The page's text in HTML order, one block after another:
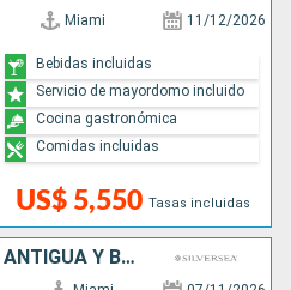
Miami 11/12/2026
US$ 5,550 Tasas incluidas
Bebidas incluidas
Servicio de mayordomo incluido
Cocina gastronómica
Comidas incluidas
PUERTO RICO, FRANCIA, ANTIGUA Y BARBUDA, REINO UNIDO, ESTADOS UNIDOS